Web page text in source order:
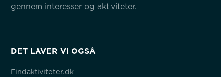
gennem interesser og aktiviteter.
DET LAVER VI OGSÅ
Findaktiviteter.dk